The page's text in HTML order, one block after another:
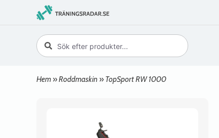
Hem »Roddmaskin » TopSport RW 1000